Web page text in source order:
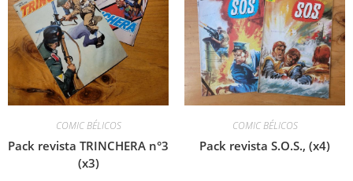
COMIC BÉLICOS
Pack revista TRINCHERA n°3
(x3)
COMIC BÉLICOS
Pack revista S.O.S., (x4)